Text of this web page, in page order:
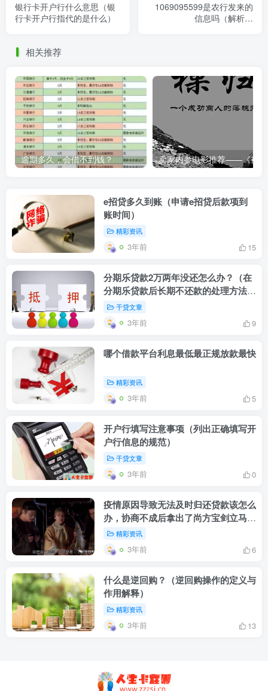
银行卡开户行什么意思（银
行卡开户行指代的是什么）
1069095599是农行发来的
信息吗（解析以
相关推荐
逾期多久，会借不到钱？
e招贷多久到账（申请e招贷后款项到
账时间）
精彩资讯
3年前 15
分期乐贷款2万两年没还怎么办？（在
分期乐贷款后长期不还款的处理方法及
后果）
干贷文章
3年前 9
哪个借款平台利息最低最正规放款最快
精彩资讯
3年前 5
开户行填写注意事项（列出正确填写开
户行信息的规范）
干贷文章
3年前 0
疫情原因导致无法及时归还贷款该怎么
办，协商不成后拿出了尚方宝剑立马见
效 精彩资讯
3年前 6
什么是逆回购？（逆回购操作的定义与
作用解释）
精彩资讯
3年前 13